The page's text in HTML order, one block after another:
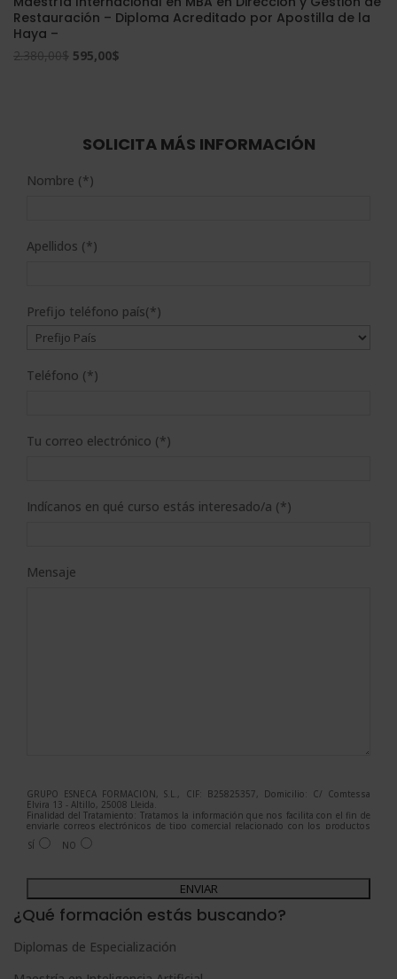
Restauración – Diploma Acreditado por Apostilla de la
Haya –
2.380,00$ El
2.380,00$.
595,00$
595,00$.
SOLICITA MÁS INFORMACIÓN
Nombre (*)
Apellidos (*)
Prefijo teléfono país(*)
Teléfono (*)
Tu correo electrónico (*)
Indícanos en qué curso estás interesado/a (*)
Mensaje
GRUPO ESNECA FORMACIÓN, S.L., CIF: B25825357, Domicilio: C/ Comtessa
Elvira 13 - Altillo, 25008 Lleida.
Finalidad del Tratamiento: Tratamos la información que nos facilita con el fin de
enviarle correos electrónicos de tipo comercial relacionado con los productos
ofrecidos y otros tipo de productos que fueran de su interés.
Legitimación del tratamiento: Consentimiento del interesado.
Para más información consulte nuestra Política de Privacidad.
Desea recibir información comercial (vía telefónica y/o email):
SÍ NO
A
l
e
¿Qué formación estás buscando?
Diplomas de Especialización